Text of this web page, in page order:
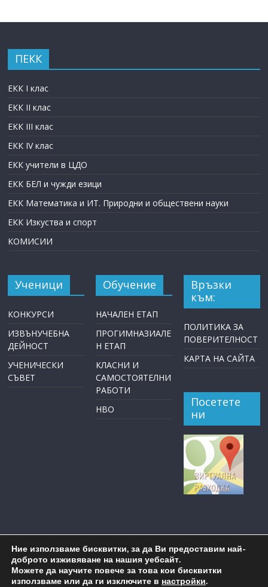
ПЕКК
ЕКК I клас
ЕКК II клас
ЕКК III клас
ЕКК IV клас
ЕКК учители в ЦДО
ЕКК БЕЛ и чужди езици
ЕКК Математика и ИТ. Природни и обществени науки
ЕКК Изкуства и спорт
КОМИСИИ
Ученици
КОНКУРСИ
ИЗВЪНУЧЕБНА
ДЕЙНОСТ
УЧЕНИЧЕСКИ
СЪВЕТ
Обучение
НАЧАЛЕН ЕТАП
ПРОГИМНАЗИАЛЕ
Н ЕТАП
КЛАСНИ И
САМОСТОЯТЕЛНИ
РАБОТИ
НВО
Връзки
към:
ПОЛИТИКА ЗА
ПОВЕРИТЕЛНОСТ
КАРТА НА САЙТА
Посетете
ни
Ние използваме бисквитки, за да Ви предоставим най-
доброто изживяване на нашия уебсайт.
Можете да научите повече за това кои бисквитки
използваме или да ги изключите в настройки.